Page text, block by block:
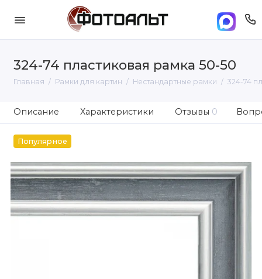
324-74 пластиковая рамка 50-50
Главная Рамки для картин Нестандартные рамки 324-74
Описание Характеристики Отзывы 0
Популярное